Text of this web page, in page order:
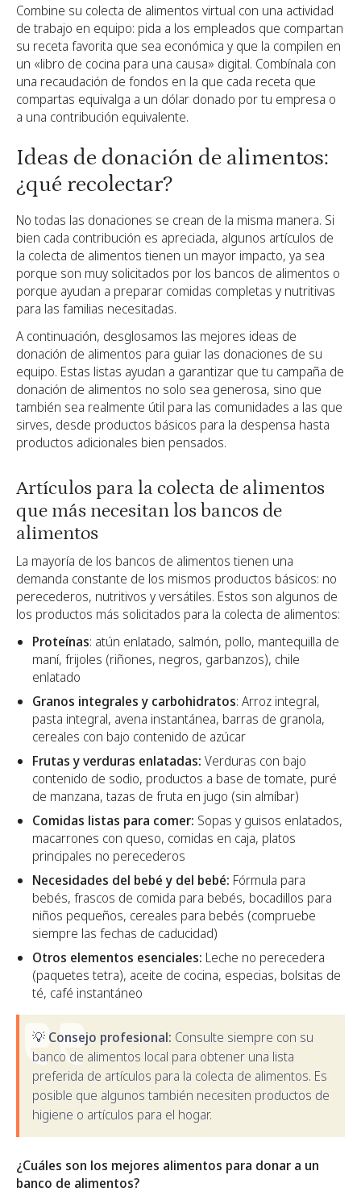
Combine su colecta de alimentos virtual con una actividad
de trabajo en equipo: pida a los empleados que compartan
su receta favorita que sea económica y que la compilen en
un «libro de cocina para una causa» digital. Combínala con
una recaudación de fondos en la que cada receta que
compartas equivalga a un dólar donado por tu empresa o
a una contribución equivalente.
Ideas de donación de alimentos:
¿qué recolectar?
No todas las donaciones se crean de la misma manera. Si
bien cada contribución es apreciada, algunos artículos de
la colecta de alimentos tienen un mayor impacto, ya sea
porque son muy solicitados por los bancos de alimentos o
porque ayudan a preparar comidas completas y nutritivas
para las familias necesitadas.
A continuación, desglosamos las mejores ideas de
donación de alimentos para guiar las donaciones de su
equipo. Estas listas ayudan a garantizar que tu campaña de
donación de alimentos no solo sea generosa, sino que
también sea realmente útil para las comunidades a las que
sirves, desde productos básicos para la despensa hasta
productos adicionales bien pensados.
Artículos para la colecta de alimentos
que más necesitan los bancos de
alimentos
La mayoría de los bancos de alimentos tienen una
demanda constante de los mismos productos básicos: no
perecederos, nutritivos y versátiles. Estos son algunos de
los productos más solicitados para la colecta de alimentos:
Proteínas: atún enlatado, salmón, pollo, mantequilla de
maní, frijoles (riñones, negros, garbanzos), chile
enlatado
Granos integrales y carbohidratos: Arroz integral,
pasta integral, avena instantánea, barras de granola,
cereales con bajo contenido de azúcar
Frutas y verduras enlatadas: Verduras con bajo
contenido de sodio, productos a base de tomate, puré
de manzana, tazas de fruta en jugo (sin almíbar)
Comidas listas para comer: Sopas y guisos enlatados,
macarrones con queso, comidas en caja, platos
principales no perecederos
Necesidades del bebé y del bebé: Fórmula para
bebés, frascos de comida para bebés, bocadillos para
niños pequeños, cereales para bebés (compruebe
siempre las fechas de caducidad)
Otros elementos esenciales: Leche no perecedera
(paquetes tetra), aceite de cocina, especias, bolsitas de
té, café instantáneo
💡 Consejo profesional: Consulte siempre con su
banco de alimentos local para obtener una lista
preferida de artículos para la colecta de alimentos. Es
posible que algunos también necesiten productos de
higiene o artículos para el hogar.
¿Cuáles son los mejores alimentos para donar a un
banco de alimentos?